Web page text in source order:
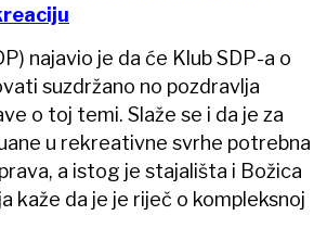
najavio je da će Klub SDP-a o
suzdržano no pozdravlja
o toj temi. Slaže se i da je za
u rekreativne svrhe potrebna
a istog je stajališta i Božica
kaže da je je riječ o kompleksnoj